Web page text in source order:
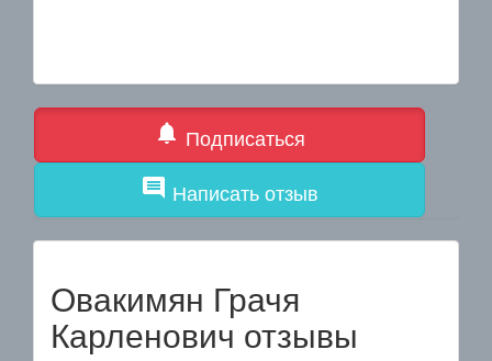
notifications Подписаться
comment Написать отзыв
Овакимян Грачя
Карленович отзывы